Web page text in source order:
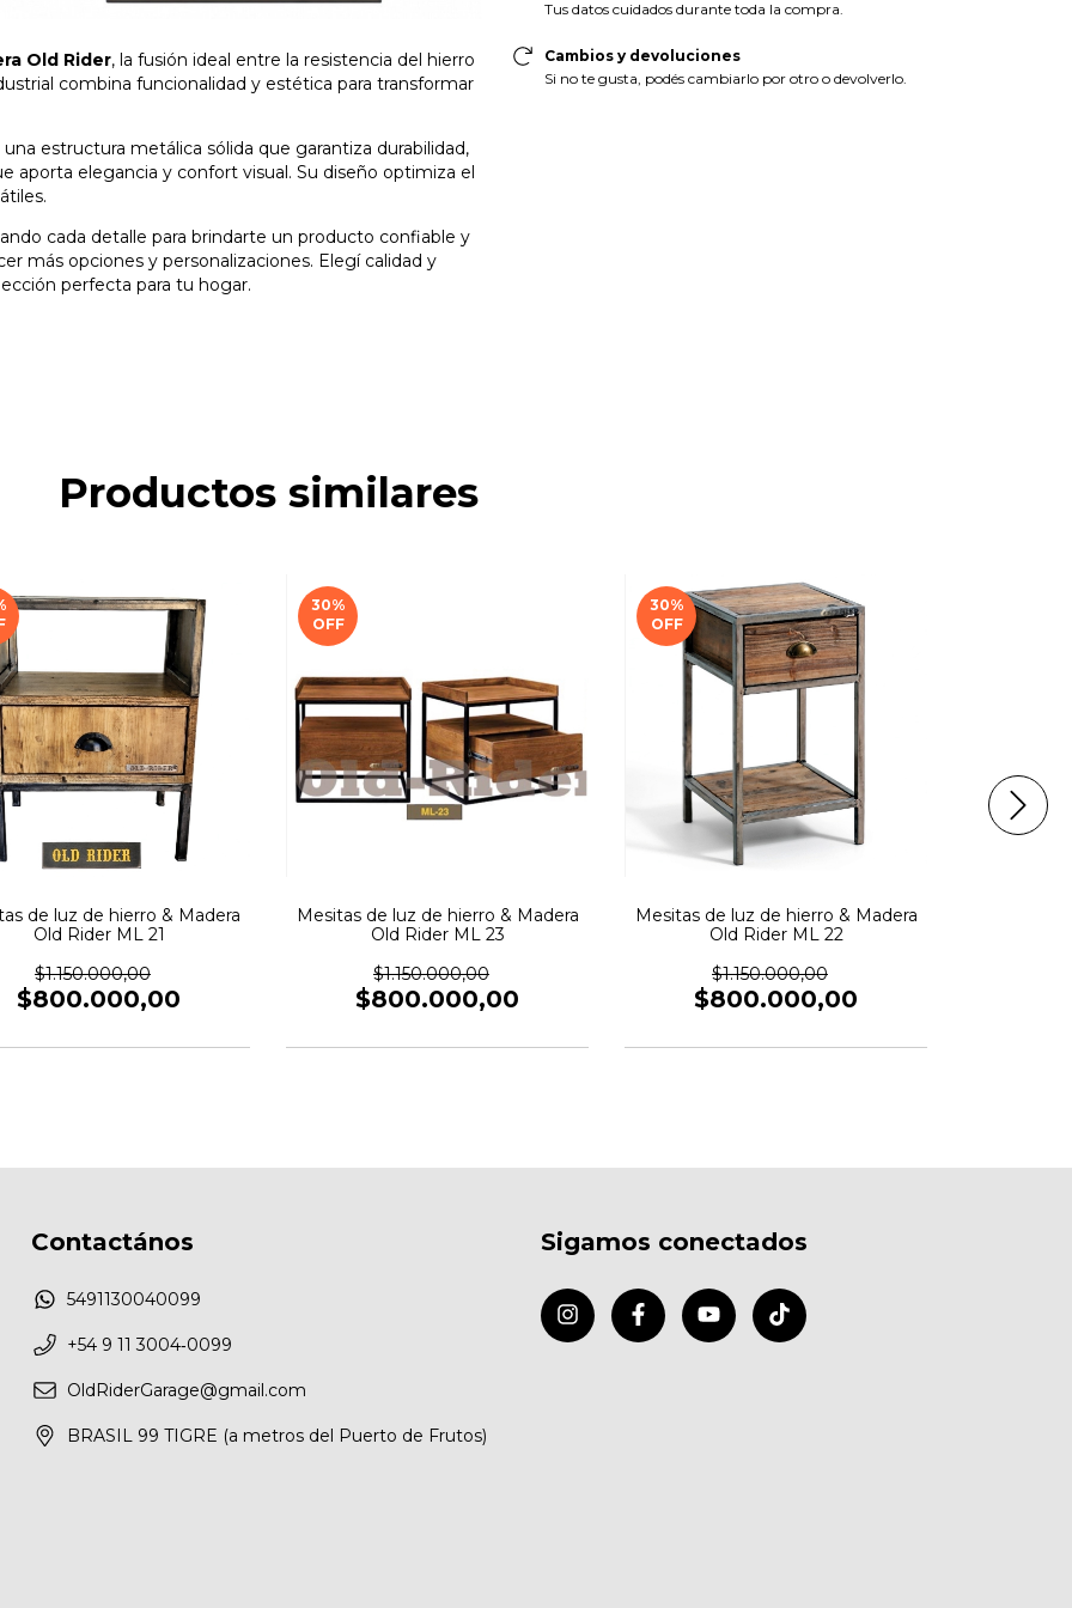
Old Rider, la fusión ideal entre la resistencia del hierro
combina funcionalidad y estética para transformar
estructura metálica sólida que garantiza durabilidad,
elegancia y confort visual. Su diseño optimiza el
cada detalle para brindarte un producto confiable y
más opciones y personalizaciones. Elegí calidad y
perfecta para tu hogar.
Tus datos cuidados durante toda la compra.
Cambios y devoluciones
Si no te gusta, podés cambiarlo por otro o devolverlo.
Productos similares
de luz de hierro & Madera
Old Rider ML 21
$1.150.000,00
$800.000,00
30%
OFF
Mesitas de luz de hierro & Madera
Old Rider ML 23
$1.150.000,00
$800.000,00
30%
OFF
Mesitas de luz de hierro & Madera
Old Rider ML 22
$1.150.000,00
$800.000,00
Contactános
5491130040099
‪+54 9 11 3004‑0099‬
OldRiderGarage@gmail.com
BRASIL 99 TIGRE (a metros del Puerto de Frutos)
Sigamos conectados